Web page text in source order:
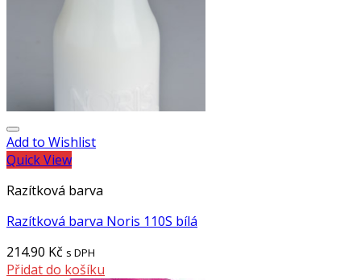
Add to Wishlist
Quick View
Razítková barva
Razítková barva Noris 110S bílá
214.90 Kč s DPH
Přidat do košíku